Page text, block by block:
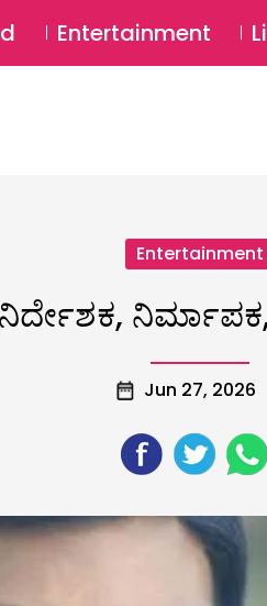
Entertainment
Entertainment
Jun 27, 2026